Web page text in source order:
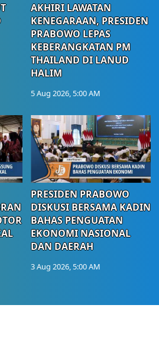
AKHIRI LAWATAN
KENEGARAAN, PRESIDEN
PRABOWO LEPAS
KEBERANGKATAN PM
THAILAND DI LANUD
HALIM
5 Aug 2026, 5:00 AM
PRESIDEN PRABOWO
DISKUSI BERSAMA KADIN
BAHAS PENGUATAN
EKONOMI NASIONAL
DAN DAERAH
3 Aug 2026, 5:00 AM